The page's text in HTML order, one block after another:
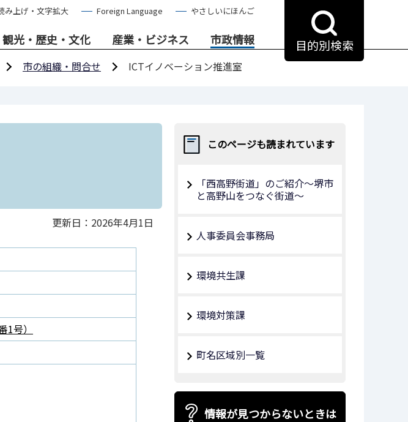
み上げ・文字拡大 Foreign Language やさしいにほんご
観光・歴史・文化 産業・ビジネス 市政情報 目的別検索
市の組織・問合せ ICTイノベーション推進室
更新日：2026年4月1日
号）
このページも読まれています
「西高野街道」のご紹介～堺市
と高野山をつなぐ街道～
人事委員会事務局
環境共生課
環境対策課
町名区域別一覧
情報が見つからないときは